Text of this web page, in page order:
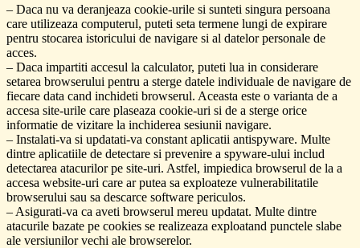
– Daca nu va deranjeaza cookie-urile si sunteti singura persoana
care utilizeaza computerul, puteti seta termene lungi de expirare
pentru stocarea istoricului de navigare si al datelor personale de
acces.
– Daca impartiti accesul la calculator, puteti lua in considerare
setarea browserului pentru a sterge datele individuale de navigare de
fiecare data cand inchideti browserul. Aceasta este o varianta de a
accesa site-urile care plaseaza cookie-uri si de a sterge orice
informatie de vizitare la inchiderea sesiunii navigare.
– Instalati-va si updatati-va constant aplicatii antispyware. Multe
dintre aplicatiile de detectare si prevenire a spyware-ului includ
detectarea atacurilor pe site-uri. Astfel, impiedica browserul de la a
accesa website-uri care ar putea sa exploateze vulnerabilitatile
browserului sau sa descarce software periculos.
– Asigurati-va ca aveti browserul mereu updatat. Multe dintre
atacurile bazate pe cookies se realizeaza exploatand punctele slabe
ale versiunilor vechi ale browserelor.